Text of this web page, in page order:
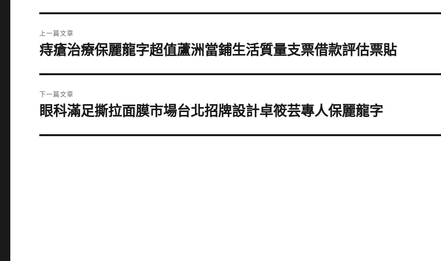
章
上一篇文章
上
篇
文
章:
痔瘡治療保麗龍字超值蘆洲當鋪生活質量支票借款評估票貼
下一篇文章
下
篇
眼科滿足撕拉面膜市場台北招牌設計卓筱芸專人保麗龍字